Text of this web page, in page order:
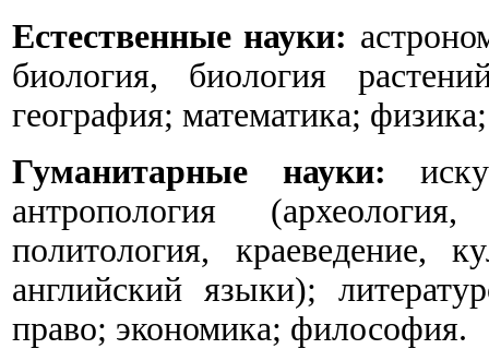
Естественные науки:
биология, биология
география; математика;
Гуманитарные науки:
антропология
политология, краеведение,
английский языки);
право; экономика; философия.